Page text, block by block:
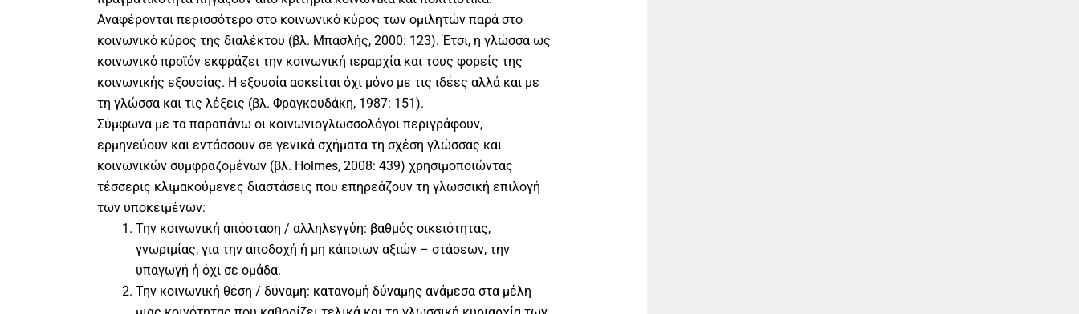
Αναφέρονται περισσότερο στο κοινωνικό κύρος των ομιλητών παρά στο
κοινωνικό κύρος της διαλέκτου (βλ. Μπασλής, 2000: 123). Έτσι, η γλώσσα ως
κοινωνικό προϊόν εκφράζει την κοινωνική ιεραρχία και τους φορείς της
κοινωνικής εξουσίας. Η εξουσία ασκείται όχι μόνο με τις ιδέες αλλά και με
τη γλώσσα και τις λέξεις (βλ. Φραγκουδάκη, 1987: 151).
Σύμφωνα με τα παραπάνω οι κοινωνιογλωσσολόγοι περιγράφουν,
ερμηνεύουν και εντάσσουν σε γενικά σχήματα τη σχέση γλώσσας και
κοινωνικών συμφραζομένων (βλ. Holmes, 2008: 439) χρησιμοποιώντας
τέσσερις κλιμακούμενες διαστάσεις που επηρεάζουν τη γλωσσική επιλογή
των υποκειμένων:
Την κοινωνική απόσταση / αλληλεγγύη: βαθμός οικειότητας,
γνωριμίας, για την αποδοχή ή µη κάποιων αξιών – στάσεων, την
υπαγωγή ή όχι σε ομάδα.
Την κοινωνική θέση / δύναμη: κατανομή δύναμης ανάμεσα στα µέλη